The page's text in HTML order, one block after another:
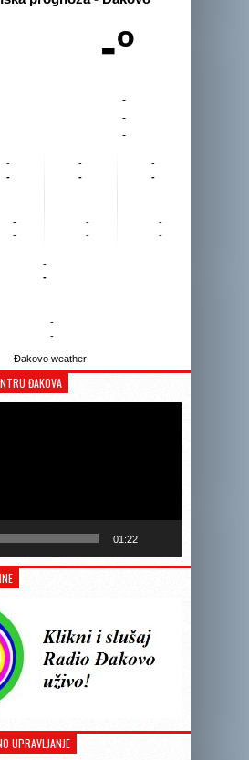
-º
-
-
-
-
-
-
-
-
-
-
-
-
-
-
-
-
-
-
-
Đakovo weather
ĐAKOVA
01:22
UPRAVLJANJE